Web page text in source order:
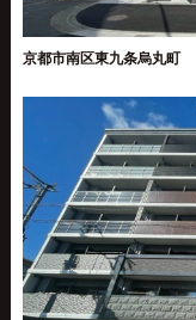
京都市南区東九条烏丸町